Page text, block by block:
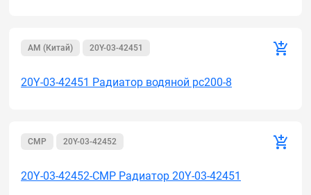
AM (Китай) 20Y-03-42451
20Y-03-42451 Радиатор водяной pc200-8
CMР 20Y-03-42452
20Y-03-42452-CMP Радиатор 20Y-03-42451